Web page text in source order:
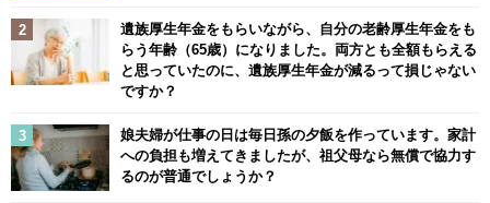
遺族厚生年金をもらいながら、自分の老齢厚生年金をも
らう年齢（65歳）になりました。両方とも全額もらえる
と思っていたのに、遺族厚生年金が減るって損じゃない
ですか？
娘夫婦が仕事の日は毎日孫の夕飯を作っています。家計
への負担も増えてきましたが、祖父母なら無償で協力す
るのが普通でしょうか？